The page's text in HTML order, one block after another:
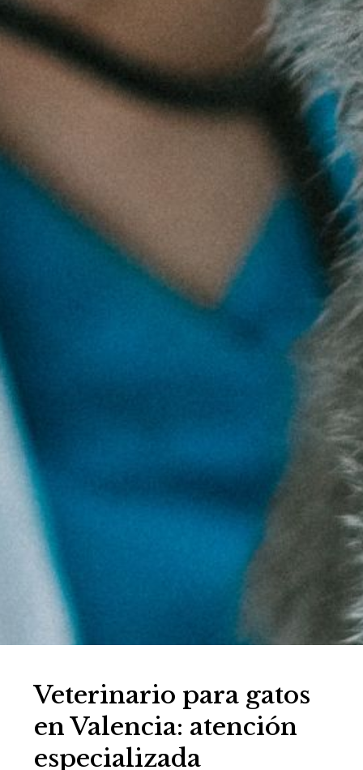
Veterinario para gatos
en Valencia: atención
especializada